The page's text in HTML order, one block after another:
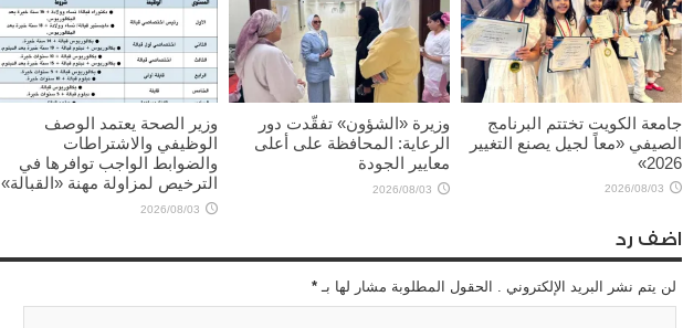
جامعة الكويت تختتم البرنامج
الصيفي «معاً لجيل يصنع التغيير
2026»
2026/08/03
وزيرة «الشؤون» تفقّدت دور
الرعاية: المحافظة على أعلى
معايير الجودة
2026/08/03
وزير الصحة يعتمد الوصف
الوظيفي والاشتراطات
والضوابط الواجب توافرها في
الترخيص لمزاولة مهنة «القبالة»
2026/08/03
اضف رد
لن يتم نشر البريد الإلكتروني . الحقول المطلوبة مشار لها بـ *